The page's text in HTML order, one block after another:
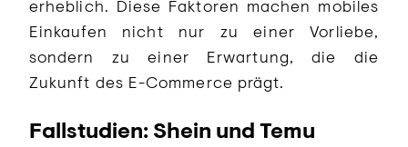
erheblich. Diese Faktoren machen mobiles
Einkaufen nicht nur zu einer Vorliebe,
sondern zu einer Erwartung, die die
Zukunft des E-Commerce prägt.
Fallstudien: Shein und Temu